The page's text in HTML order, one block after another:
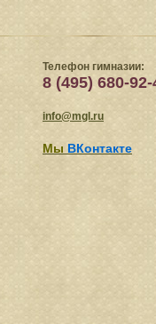
Телефон гимназии:
8 (495) 680-92-
info@mgl.ru
Мы ВКонтакте